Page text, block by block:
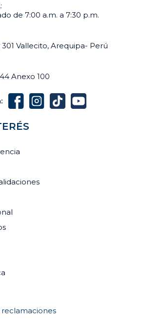
de 7:00 a.m. a 7:30 p.m.
301 Vallecito, Arequipa- Perú
Anexo 100